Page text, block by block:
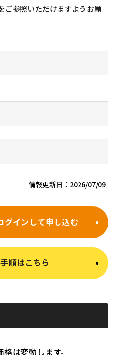
ご参照いただけますようお願
情報更新日： 2026/07/09
グインして申し込む
順はこちら
は変動します。